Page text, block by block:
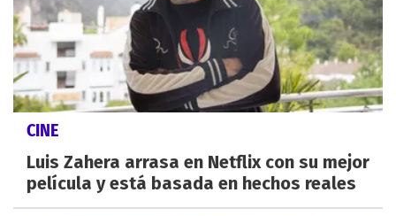
CINE
Luis Zahera arrasa en Netflix con su mejor
película y está basada en hechos reales